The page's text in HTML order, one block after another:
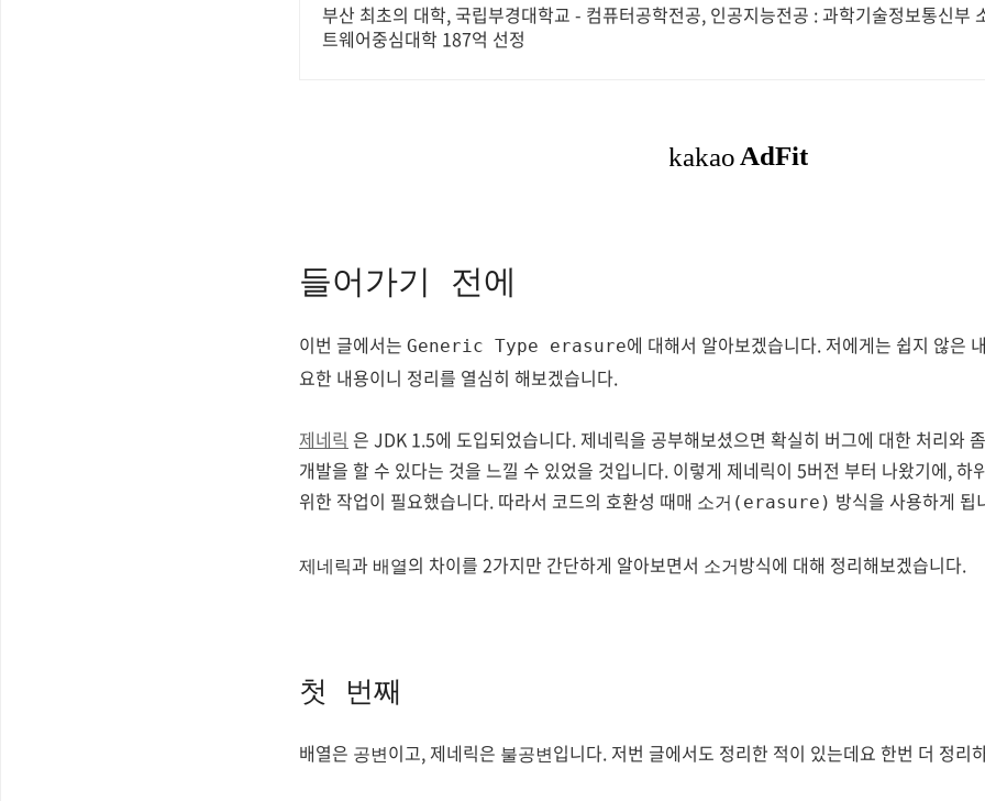
부산 최초의 대학, 국립부경대학교 - 컴퓨터공학전공, 인공지능전공 : 과학기술정보통신부
트웨어중심대학 187억 선정
들어가기 전에
이번 글에서는 Generic Type erasure에 대해서 알아보겠습니다. 저에게는 쉽지 않은
요한 내용이니 정리를 열심히 해보겠습니다.
제네릭 은 JDK 1.5에 도입되었습니다. 제네릭을 공부해보셨으면 확실히 버그에 대한 처리와
개발을 할 수 있다는 것을 느낄 수 있었을 것입니다. 이렇게 제네릭이 5버전 부터 나왔기에, 하
위한 작업이 필요했습니다. 따라서 코드의 호환성 때매 소거(erasure) 방식을 사용하게 됩
제네릭과 배열의 차이를 2가지만 간단하게 알아보면서 소거방식에 대해 정리해보겠습니다.
첫 번째
배열은 공변이고, 제네릭은 불공변입니다. 저번 글에서도 정리한 적이 있는데요 한번 더 정리